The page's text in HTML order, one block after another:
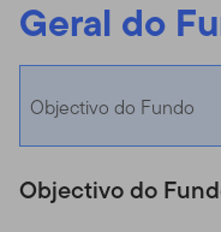
Geral do
Objectivo do Fundo
Objectivo do